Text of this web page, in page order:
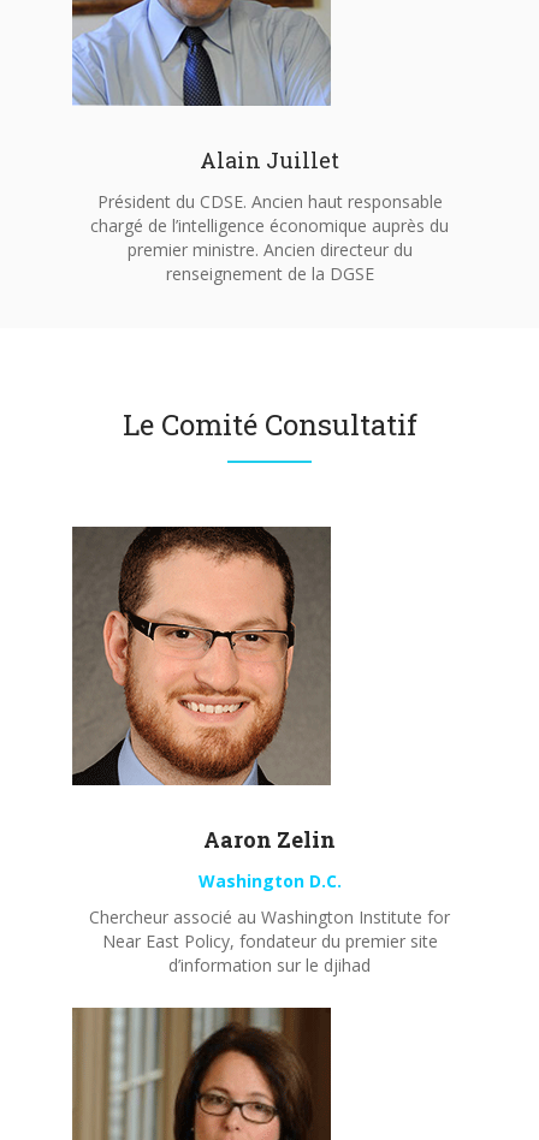
Alain Juillet
Président du CDSE. Ancien haut responsable
chargé de l’intelligence économique auprès du
premier ministre. Ancien directeur du
renseignement de la DGSE
Le Comité Consultatif
Aaron Zelin
Washington D.C.
Chercheur associé au Washington Institute for
Near East Policy, fondateur du premier site
d’information sur le djihad